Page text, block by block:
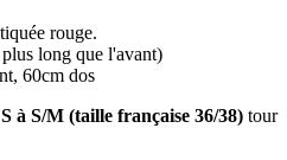
rouge.
long que l'avant)
60cm dos
à S/M (taille française 36/38) tour